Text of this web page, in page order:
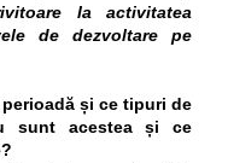
la activitatea
de dezvoltare pe
și ce tipuri de
sunt acestea și ce